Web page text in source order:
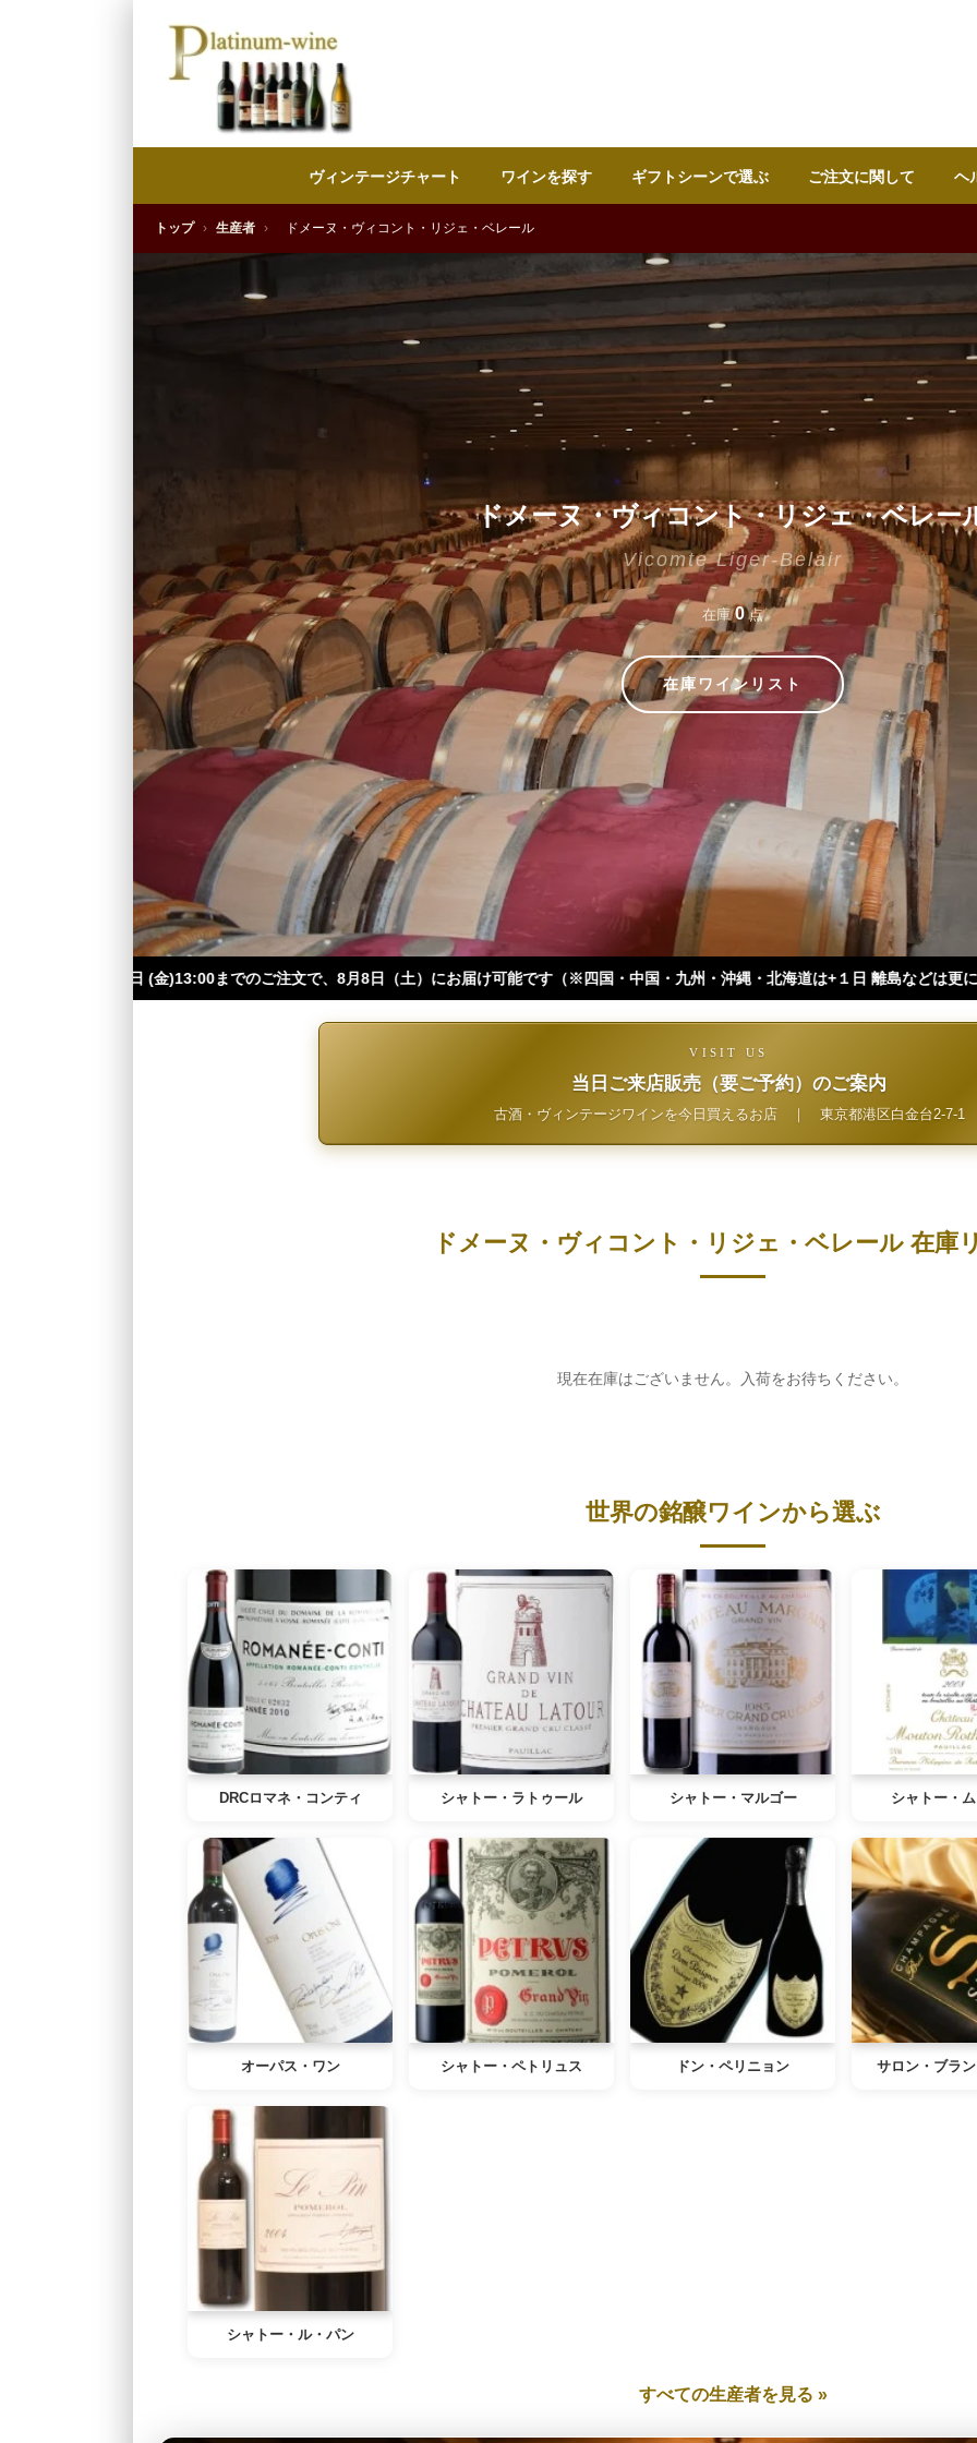
ヴィンテージチャート ワインを探す ギフトシーンで選ぶ ご注文に関して ヘ
トップ › 生産者 › ドメーヌ・ヴィコント・リジェ・ベレール
ドメーヌ・ヴィコント・リジェ・ベレー
Vicomte Liger-Belair
在庫0点
在庫ワインリスト
注文で、8月8日（土）にお届け可能です（※四国・中国・九州・沖縄・北海道は+１日 離島などは更に+ となります。）
VISIT US
当日ご来店販売（要ご予約）のご案内
古酒・ヴィンテージワインを今日買えるお店｜ 東京都港区白金台2-7-1
ドメーヌ・ヴィコント・リジェ・ベレール 在庫
現在在庫はございません。入荷をお待ちください。
世界の銘醸ワインから選ぶ
DRCロマネ・コンティ シャトー・ラトゥール シャトー・マルゴー シャトー・
オーパス・ワン シャトー・ペトリュス ドン・ペリニョン サロン・ブラ
シャトー・ル・パン
すべての生産者を見る »